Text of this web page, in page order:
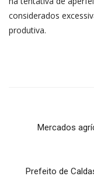
considerados
produtiva.
Mercados
Prefeito de